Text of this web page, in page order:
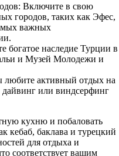
Включите в свою
городов, таких как Эфес,
важных
богатое наследие Турции в
и Музей Молодежи и
активный отдых на
дайвинг или виндсерфинг
кухню и побаловать
кебаб, баклава и турецкий
для отдыха и
соответствует вашим